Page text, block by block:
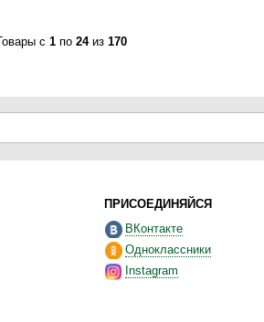
с 1по 24из 170
ПРИСОЕДИНЯЙСЯ
ВКонтакте
Одноклассники
Instagram